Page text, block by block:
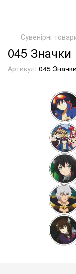
Сувенірні
045 Значки
Артикул: 045